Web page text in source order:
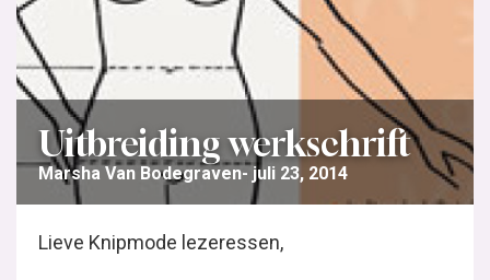
Uitbreiding werkschrift
Marsha Van Bodegraven juli 23, 2014
Lieve Knipmode lezeressen,